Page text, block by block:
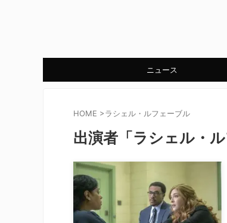
ニュース
HOME >ラシェル・ルフェーブル
出演者「ラシェル・